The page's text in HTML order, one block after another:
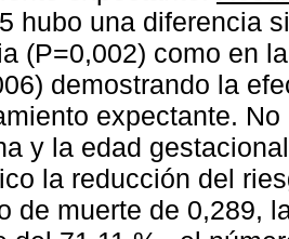
hubo una diferencia
(P=0,002) como en
demostrando la
expectante.
y la edad
la reducción del
de muerte de 0,289,